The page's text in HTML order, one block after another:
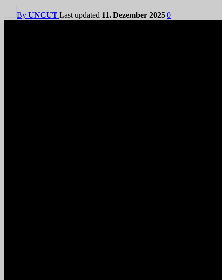
By UNCUT Last updated 11. Dezember 2025 0